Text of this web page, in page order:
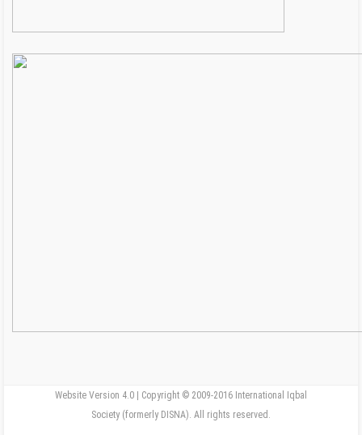
Website Version 4.0 | Copyright © 2009-2016 International Iqbal
Society (formerly DISNA). All rights reserved.